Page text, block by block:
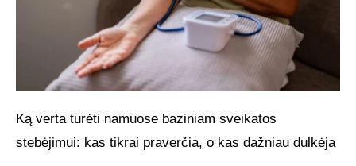
Ką verta turėti namuose baziniam sveikatos
stebėjimui: kas tikrai praverčia, o kas dažniau dulkėja